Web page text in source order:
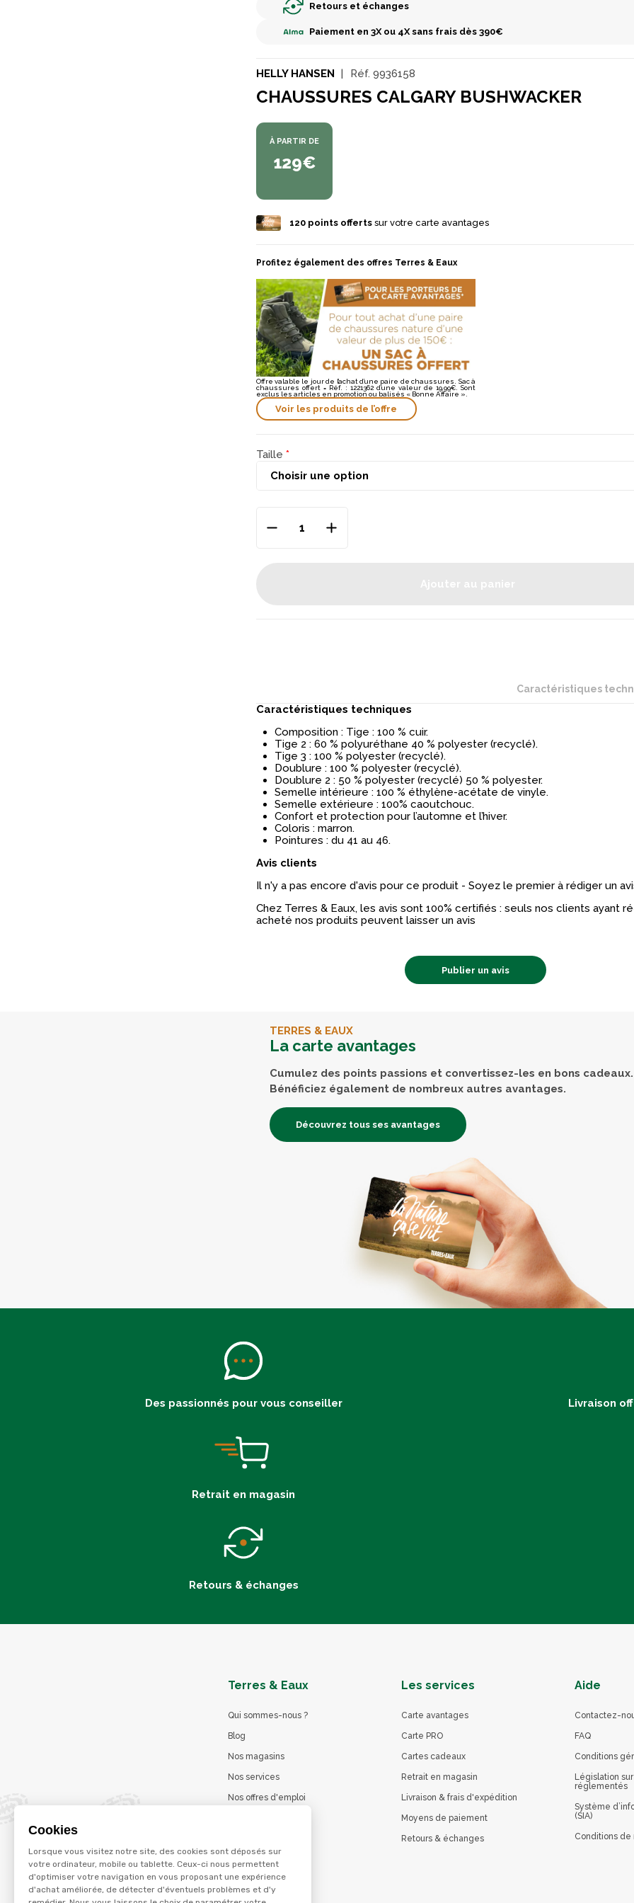
Cookies
Lorsque vous visitez notre site, des cookies sont déposés sur
votre ordinateur, mobile ou tablette. Ceux-ci nous permettent
d'optimiser votre navigation en vous proposant une expérience
d'achat améliorée, de détecter d'éventuels problèmes et d'y
Retours et échanges
Paiement en 3X ou 4X sans frais dès 390€
HELLY HANSEN Réf. 9936158
CHAUSSURES CALGARY BUSHWACKER
À PARTIR DE
129€
120 points offerts sur votre carte avantages
Profitez également des offres Terres & Eaux
Offre valable le jour de l’achat d’une paire de chaussures. Sac à
chaussures offert = Réf. : 1221362 d’une valeur de 19,99€. Sont
exclus les articles en promotion ou balisés « Bonne Affaire ».
Voir les produits de l’offre
Taille
Caractéristiques
Caractéristiques techniques
Composition : Tige : 100 % cuir.
Tige 2 : 60 % polyuréthane 40 % polyester (recyclé).
Tige 3 : 100 % polyester (recyclé).
Doublure : 100 % polyester (recyclé).
Doublure 2 : 50 % polyester (recyclé) 50 % polyester.
Semelle intérieure : 100 % éthylène-acétate de vinyle.
Semelle extérieure : 100% caoutchouc.
Confort et protection pour l’automne et l’hiver.
Coloris : marron.
Pointures : du 41 au 46.
Avis clients
Il n'y a pas encore d'avis pour ce produit - Soyez le premier à rédiger un
Chez Terres & Eaux, les avis sont 100% certifiés : seuls nos clients ayant
acheté nos produits peuvent laisser un avis
Publier un avis
TERRES & EAUX
La carte avantages
Cumulez des points passions et convertissez-les en bons cadeaux.
Bénéficiez également de nombreux autres avantages.
Découvrez tous ses avantages
Des passionnés pour vous conseiller Livraison
Retrait en magasin
Retours & échanges
Terres & Eaux
Qui sommes-nous ?
Blog
Nos magasins
Nos services
Nos offres d'emploi
La marque Terzéo
Les services
Carte avantages
Carte PRO
Cartes cadeaux
Retrait en magasin
Livraison & frais d'expédition
Moyens de paiement
Retours & échanges
Aide
Contactez-
FAQ
Conditions
Législation
réglementés
Système
(SIA)
Conditions de